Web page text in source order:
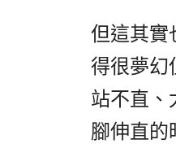
但這其實
得很夢幻
站不直、
腳伸直的